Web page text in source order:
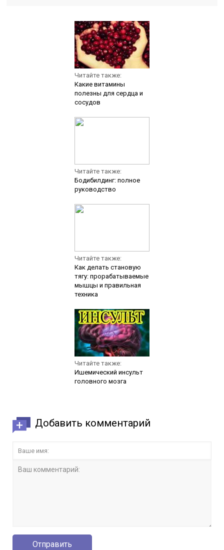
Читайте также:
Какие витамины
полезны для сердца и
сосудов
Читайте также:
Бодибилдинг: полное
руководство
Читайте также:
Как делать становую
тягу: прорабатываемые
мышцы и правильная
техника
Читайте также:
Ишемический инсульт
головного мозга
Добавить комментарий